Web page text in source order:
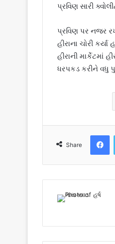
પ્રવિણ સારી
પ્રવિણ પર નજર
હીરાના ચોરી
હીરાની
ધરપકડ કરીને વધુ
Share